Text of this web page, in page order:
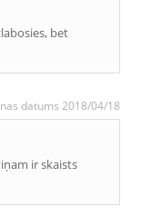
bet
datums 2018/04/18
ir skaists